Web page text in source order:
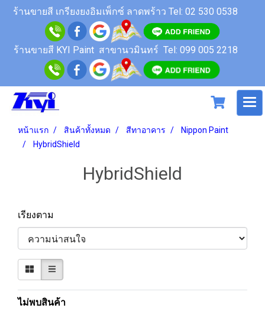
ร้านขายสี เกรียงยงอิมเพ็กซ์ ลาดพร้าว Tel: 02 530 0538
ร้านขายสี KYI Paint สาขานวมินทร์ Tel: 099 005 2218
หน้าแรก สินค้าทั้งหมด สีทาอาคาร
Nippon Paint
HybridShield
HybridShield
เรียงตาม
ไม่พบสินค้า